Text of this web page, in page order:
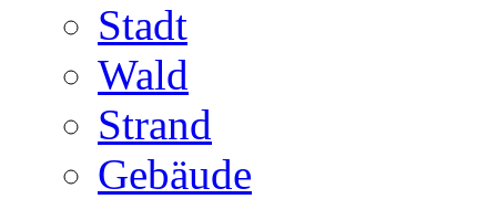
Stadt
Wald
Strand
Gebäude